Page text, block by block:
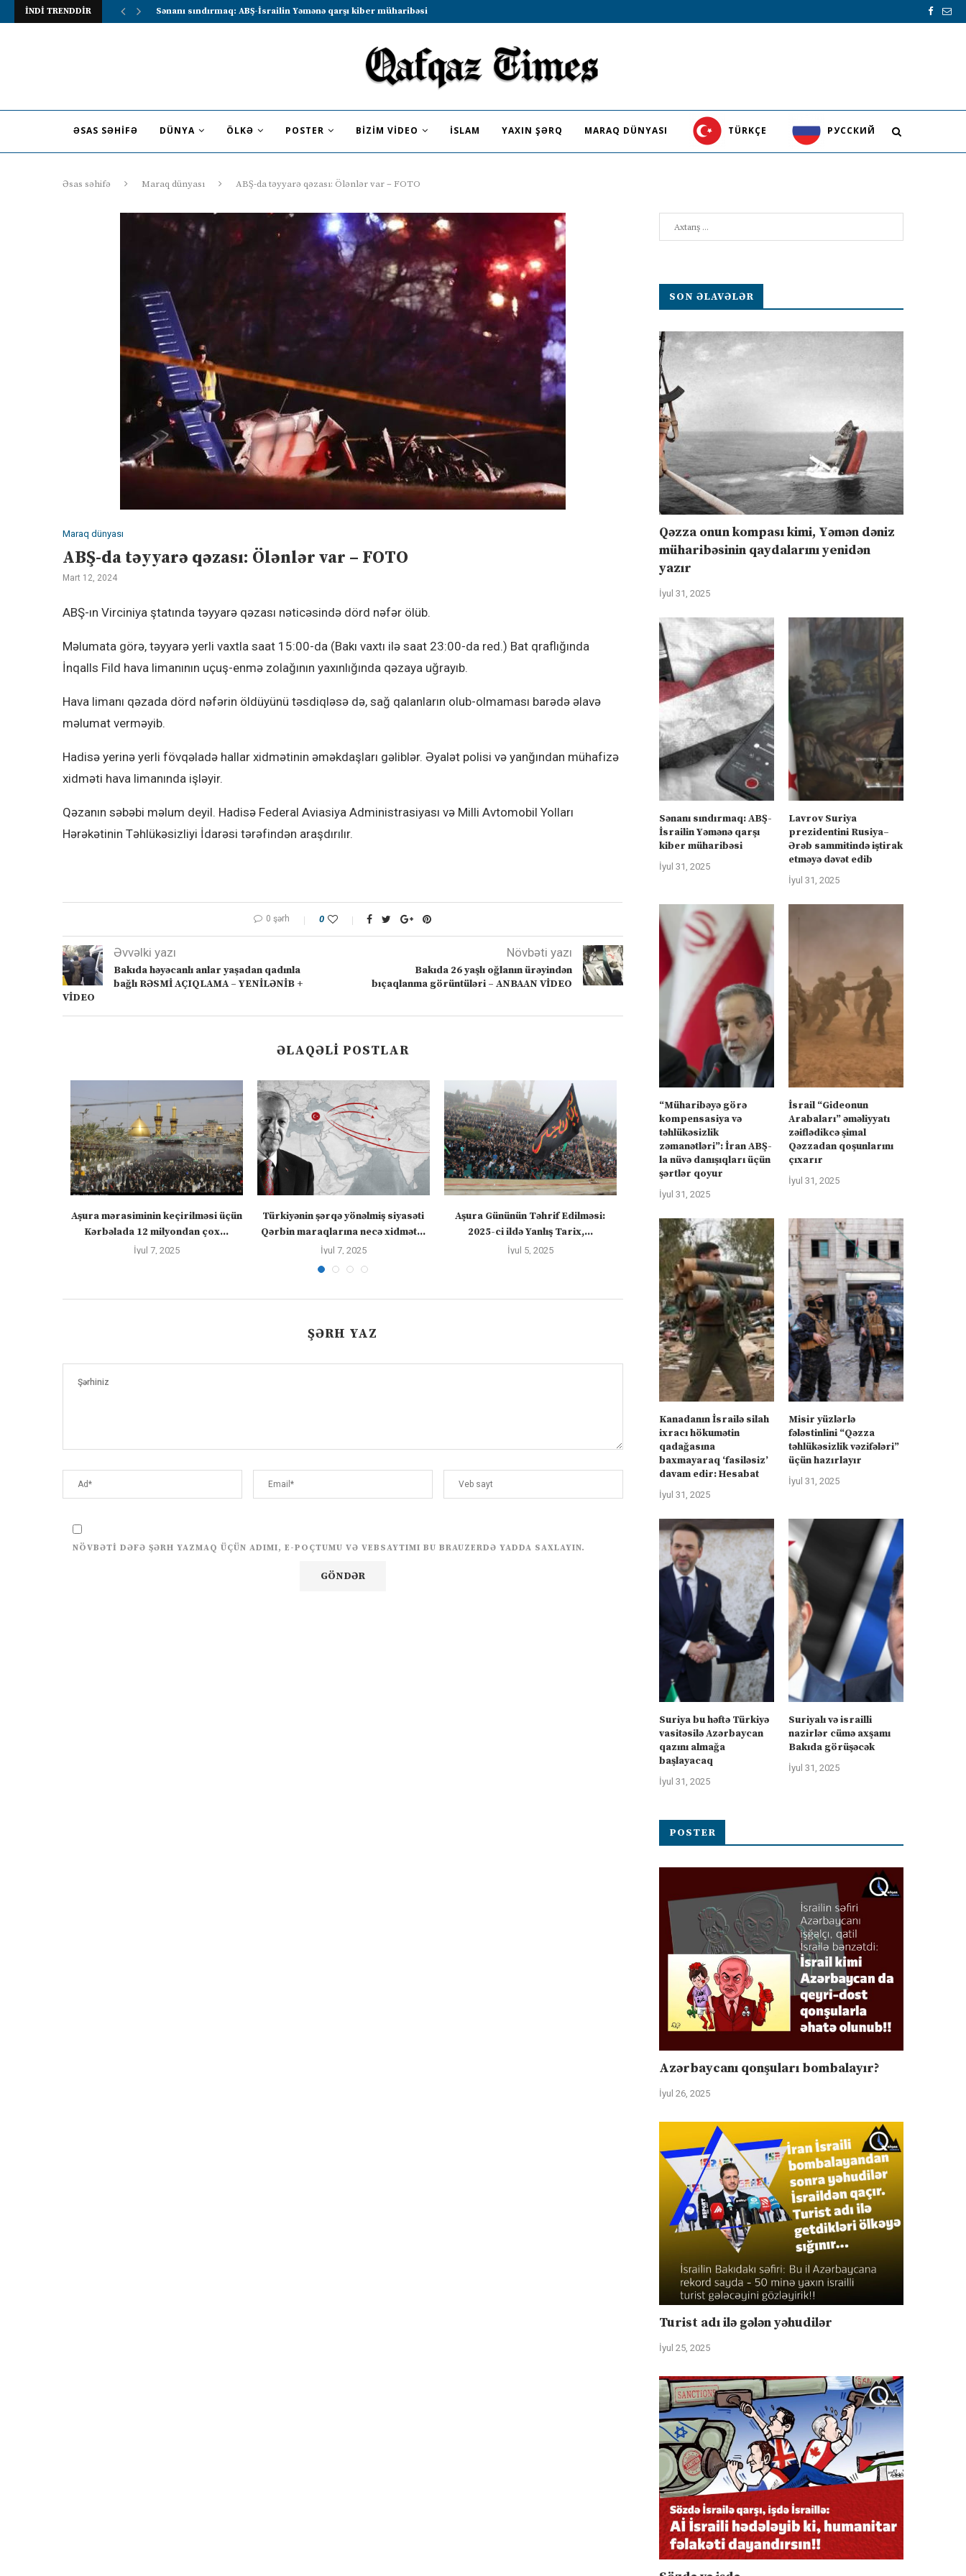
İNDİ TRENDDİR Lavrov Suriya prezidentini Rusiya–Ərəb sammitində iştirak etməyə dəvət...
ƏSAS SƏHIFƏ DÜNYA ÖLKƏ POSTER BIZIM VIDEO İSLAM YAXIN ŞƏRQ MARAQ DÜNYASI TÜRKÇE PУССКИЙ
Əsas səhifə Maraq dünyası ABŞ-da təyyarə qəzası: Ölənlər var – FOTO
Maraq dünyası
ABŞ-da təyyarə qəzası: Ölənlər var – FOTO
Mart 12, 2024
ABŞ-ın Virciniya ştatında təyyarə qəzası nəticəsində dörd nəfər ölüb.
Məlumata görə, təyyarə yerli vaxtla saat 15:00-da (Bakı vaxtı ilə saat 23:00-da red.) Bat qraflığında
İnqalls Fild hava limanının uçuş-enmə zolağının yaxınlığında qəzaya uğrayıb.
Hava limanı qəzada dörd nəfərin öldüyünü təsdiqləsə də, sağ qalanların olub-olmaması barədə əlavə
məlumat verməyib.
Hadisə yerinə yerli fövqəladə hallar xidmətinin əməkdaşları gəliblər. Əyalət polisi və yanğından mühafizə
xidməti hava limanında işləyir.
Qəzanın səbəbi məlum deyil. Hadisə Federal Aviasiya Administrasiyası və Milli Avtomobil Yolları
Hərəkətinin Təhlükəsizliyi İdarəsi tərəfindən araşdırılır.
0 şərh 0
Əvvəlki yazı
Bakıda həyəcanlı anlar yaşadan qadınla
bağlı RƏSMİ AÇIQLAMA – YENİLƏNİB +
VİDEO
Növbəti yazı
Bakıda 26 yaşlı oğlanın ürəyindən
bıçaqlanma görüntüləri – ANBAAN VİDEO
ƏLAQƏLI POSTLAR
Aşura mərasiminin keçirilməsi üçün
Kərbəlada 12 milyondan çox...
İyul 7, 2025
Türkiyənin şərqə yönəlmiş siyasəti
Qərbin maraqlarına necə xidmət...
İyul 7, 2025
Aşura Gününün Təhrif Edilməsi:
2025-ci ildə Yanlış Tarix,...
İyul 5, 2025
Türkiyə Afrikanın neft və qazına can
atır –...
İyul 4, 2025
Türkiyə Afrikanın neft və
atır –...
İyul 4, 2025
ŞƏRH YAZ
NÖVBƏTI DƏFƏ ŞƏRH YAZMAQ ÜÇÜN ADIMI, E-POÇTUMU VƏ VEBSAYTIMI BU BRAUZERDƏ YADDA SAXLAYIN.
SON ƏLAVƏLƏR
Qəzza onun kompası kimi, Yəmən dəniz
müharibəsinin qaydalarını yenidən
yazır
İyul 31, 2025
Sənanı sındırmaq: ABŞ-
İsrailin Yəmənə qarşı
kiber müharibəsi
İyul 31, 2025
Lavrov Suriya
prezidentini Rusiya–
Ərəb sammitində iştirak
etməyə dəvət edib
İyul 31, 2025
“Müharibəyə görə
kompensasiya və
təhlükəsizlik
zəmanətləri”: İran ABŞ-
la nüvə danışıqları üçün
şərtlər qoyur
İyul 31, 2025
İsrail “Gideonun
Arabaları” əməliyyatı
zəiflədikcə şimal
Qəzzadan qoşunlarını
çıxarır
İyul 31, 2025
Kanadanın İsrailə silah
ixracı hökumətin
qadağasına
baxmayaraq ‘fasiləsiz’
davam edir: Hesabat
İyul 31, 2025
Misir yüzlərlə
fələstinlini “Qəzza
təhlükəsizlik vəzifələri”
üçün hazırlayır
İyul 31, 2025
Suriya bu həftə Türkiyə
vasitəsilə Azərbaycan
qazını almağa
başlayacaq
İyul 31, 2025
Suriyalı və israilli
nazirlər cümə axşamı
Bakıda görüşəcək
İyul 31, 2025
POSTER
Azərbaycanı qonşuları bombalayır?
İyul 26, 2025
Turist adı ilə gələn yəhudilər
İyul 25, 2025